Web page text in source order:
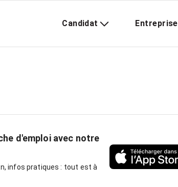
Candidat Entreprise
d'emploi avec notre
infos pratiques : tout est à